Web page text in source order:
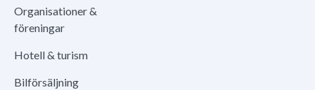
Organisationer &
föreningar
Hotell & turism
Bilförsäljning